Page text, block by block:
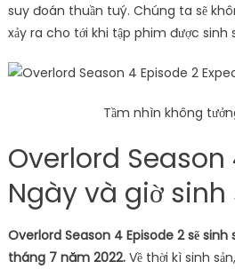
suy đoán thuần tuý. Chúng ta sẽ
xảy ra cho tới khi tập phim được sinh
Tầm nhìn không
Overlord Season
Ngày và giờ sinh
Overlord Season 4 Episode 2 sẽ sinh
tháng 7 năm 2022.Về thời kì sinh